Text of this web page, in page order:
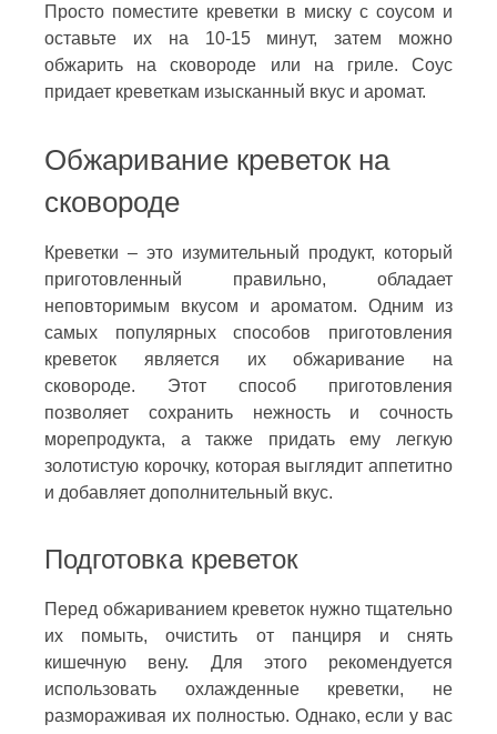
Просто поместите креветки в миску с соусом и
оставьте их на 10-15 минут, затем можно
обжарить на сковороде или на гриле. Соус
придает креветкам изысканный вкус и аромат.
Обжаривание креветок на
сковороде
Креветки – это изумительный продукт, который
приготовленный правильно, обладает
неповторимым вкусом и ароматом. Одним из
самых популярных способов приготовления
креветок является их обжаривание на
сковороде. Этот способ приготовления
позволяет сохранить нежность и сочность
морепродукта, а также придать ему легкую
золотистую корочку, которая выглядит аппетитно
и добавляет дополнительный вкус.
Подготовка креветок
Перед обжариванием креветок нужно тщательно
их помыть, очистить от панциря и снять
кишечную вену. Для этого рекомендуется
использовать охлажденные креветки, не
размораживая их полностью. Однако, если у вас